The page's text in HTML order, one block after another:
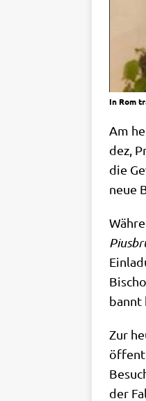
In Rom
Am
dez,
die
neue
bannt
Zur
der